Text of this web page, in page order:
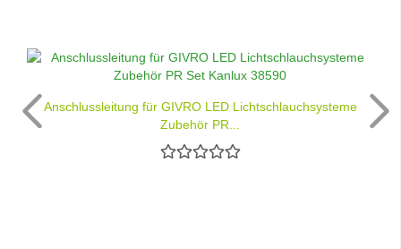
Anschlussleitung für GIVRO LED Lichtschlauchsysteme
Zubehör PR...